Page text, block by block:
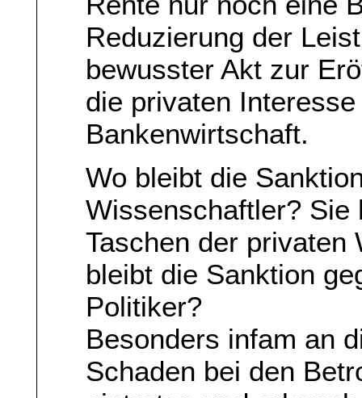
Reduzierung der
bewusster Akt zur
die privaten
Bankenwirtschaft.
Wo bleibt die
Wissenschaftler? Sie
Taschen der privaten
bleibt die Sanktion
Politiker?
Besonders infam an
Schaden bei den